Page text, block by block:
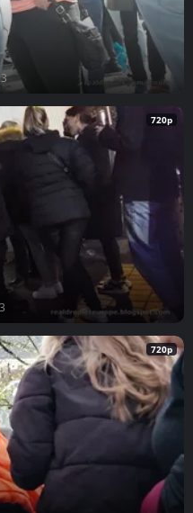
720p
720p